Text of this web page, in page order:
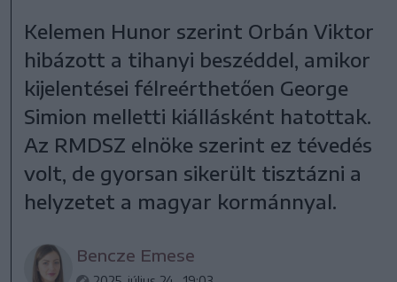
Kelemen Hunor szerint Orbán Viktor
hibázott a tihanyi beszéddel, amikor
kijelentései félreérthetően George
Simion melletti kiállásként hatottak.
Az RMDSZ elnöke szerint ez tévedés
volt, de gyorsan sikerült tisztázni a
helyzetet a magyar kormánnyal.
Bencze Emese